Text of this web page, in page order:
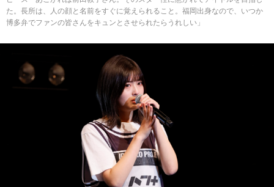
た。長所は、人の顔と名前をすぐに覚えられること。福岡出身なので、いつか
博多弁でファンの皆さんをキュンとさせられたらうれしい」